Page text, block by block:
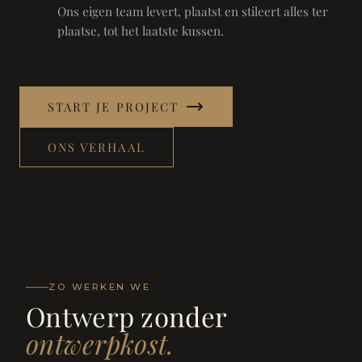
Ons eigen team levert, plaatst en stileert alles ter
plaatse, tot het laatste kussen.
START JE PROJECT
ONS VERHAAL
ZO WERKEN WE
Ontwerp zonder
ontwerpkost.